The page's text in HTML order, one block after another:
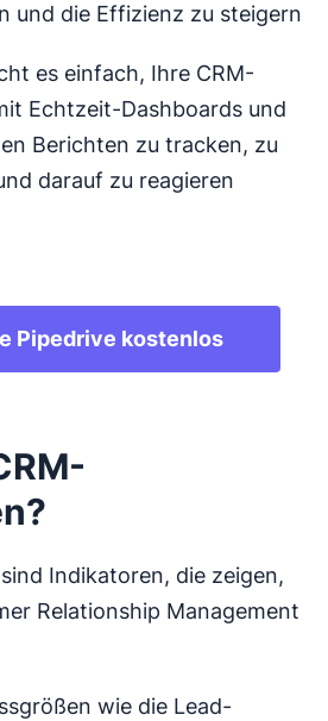
und die Effizienz zu steigern
es einfach, Ihre CRM-
Echtzeit-Dashboards und
Berichten zu tracken, zu
darauf zu reagieren
Pipedrive kostenlos
Indikatoren, die zeigen,
Relationship Management
wie die Lead-